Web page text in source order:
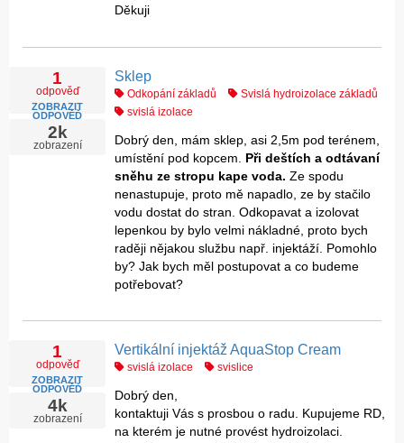
Děkuji
1
odpověď
ZOBRAZIT
ODPOVĚĎ
2k
zobrazení
Sklep
Odkopání základů
Svislá hydroizolace základů
svislá izolace
Dobrý den, mám sklep, asi 2,5m pod terénem,
umístění pod kopcem. Při deštích a odtávaní
sněhu ze stropu kape voda. Ze spodu
nenastupuje, proto mě napadlo, ze by stačilo
vodu dostat do stran. Odkopavat a izolovat
lepenkou by bylo velmi nákladné, proto bych
raději nějakou službu např. injektáží. Pomohlo
by? Jak bych měl postupovat a co budeme
potřebovat?
1
odpověď
ZOBRAZIT
ODPOVĚĎ
4k
zobrazení
Vertikální injektáž AquaStop Cream
svislá izolace svislice
Dobrý den,
kontaktuji Vás s prosbou o radu. Kupujeme RD,
na kterém je nutné provést hydroizolaci.